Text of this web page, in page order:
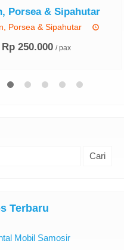
Porsea & Sipahutar
Porsea & Sipahutar
Rp 250.000 / pax
Terbaru
Mobil Samosir